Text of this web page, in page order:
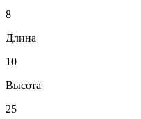
8
Длина
10
Высота
25